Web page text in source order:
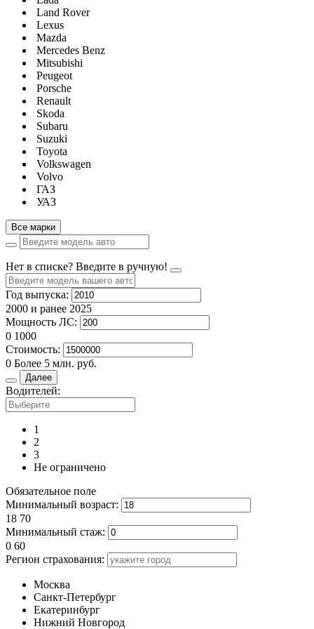
Land Rover
Lexus
Mazda
Mercedes Benz
Mitsubishi
Peugeot
Porsche
Renault
Skoda
Subaru
Suzuki
Toyota
Volkswagen
Volvo
ГАЗ
УАЗ
Все марки
Нет в списке? Введите в ручную!
Год выпуска:
2000 и ранее 2025
Мощность ЛС:
0 1000
Стоимость:
0 Более 5 млн. руб.
Далее
Водителей:
1
2
3
Не ограничено
Обязательное поле
Минимальный возраст:
18 70
Минимальный стаж:
0 60
Регион страхования:
Москва
Санкт-Петербург
Екатеринбург
Нижний Новгород